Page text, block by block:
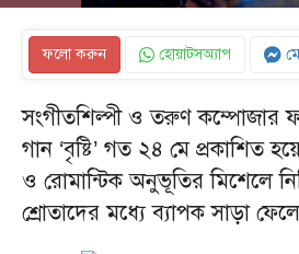
ফলো করুন হোয়াটসঅ্যাপ
সংগীতশিল্পী ও তরুণ কম্পোজার
গান ‘বৃষ্টি’ গত ২৪ মে প্রকাশিত
ও রোমান্টিক অনুভূতির মিশেলে
শ্রোতাদের মধ্যে ব্যাপক সাড়া